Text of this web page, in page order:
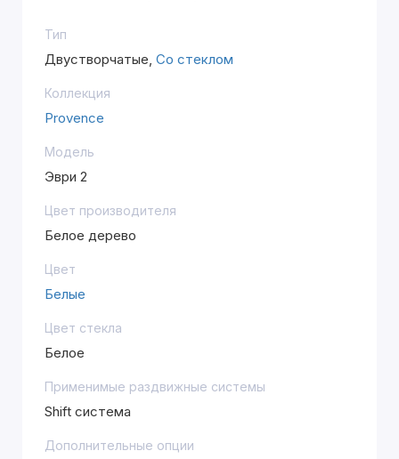
Тип
Двустворчатые, Со стеклом
Коллекция
Provence
Модель
Эври 2
Цвет производителя
Белое дерево
Цвет
Белые
Цвет стекла
Белое
Применимые раздвижные системы
Shift система
Дополнительные опции